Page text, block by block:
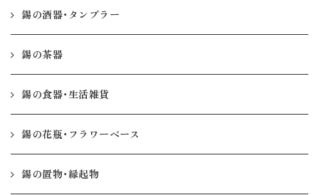
錫の酒器・タンブラー
錫の茶器
錫の食器・生活雑貨
錫の花瓶・フラワーベース
錫の置物・縁起物